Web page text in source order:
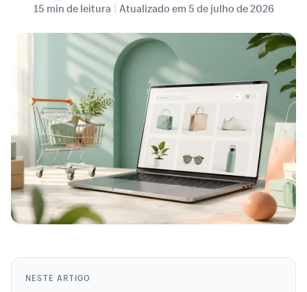
15 min de leitura | Atualizado em 5 de julho de 2026
NESTE ARTIGO